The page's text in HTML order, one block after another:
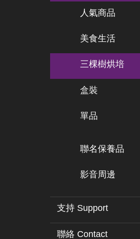
人氣商品
美食生活
三棵樹烘培
盒裝
單品
聯名保養品
影音周邊
支持 Support
聯絡 Contact